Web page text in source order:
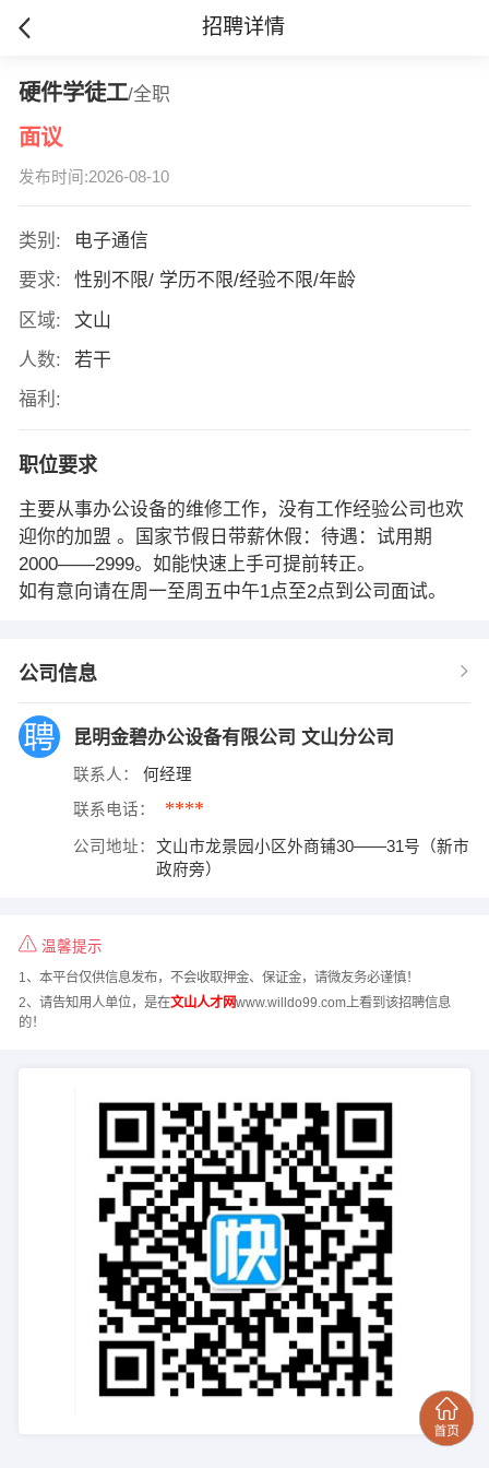
招聘详情
硬件学徒工/全职
面议
发布时间:2026-08-10
类别:
电子通信
要求:
性别不限/ 学历不限/经验不限/年龄
区域:
文山
人数:
若干
福利:
职位要求
主要从事办公设备的维修工作，没有工作经验公司也欢
迎你的加盟 。国家节假日带薪休假：待遇：试用期
2000——2999。如能快速上手可提前转正。
如有意向请在周一至周五中午1点至2点到公司面试。
公司信息
昆明金碧办公设备有限公司 文山分公司
联系人： 何经理
联系电话： ****
公司地址：
文山市龙景园小区外商铺30——31号（新市
政府旁）
温馨提示
1、本平台仅供信息发布，不会收取押金、保证金，请微友务必谨慎！
2、请告知用人单位，是在文山人才网www.willdo99.com上看到该招聘信息
的！